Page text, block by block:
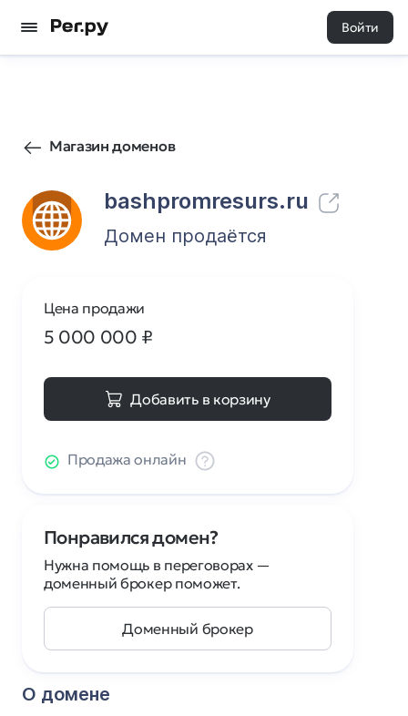
Войти
Магазин доменов
bashpromresurs.ru
130 0
Домен продаётся
О домене
Цена продажи
5 000 000 ₽
Добавить в корзину
Продажа онлайн
Понравился домен?
Нужна помощь в переговорах —
доменный брокер поможет.
Доменный брокер